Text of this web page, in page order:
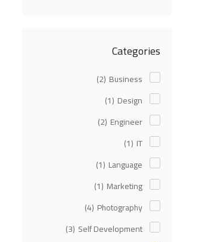
Categories
Business
(2)
Design
(1)
Engineer
(2)
IT
(1)
Language
(1)
Marketing
(1)
Photography
(4)
Self Development
(3)